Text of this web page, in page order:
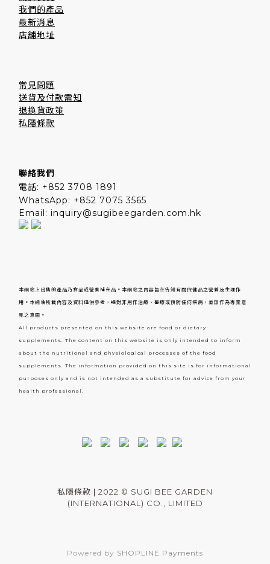
我們的產品
最新消息
店舖地址
常見問題
送貨及付款需知
退換貨政策
私隱條款
聯絡我們
電話: +852 3708 1891
WhatsApp: +852 7075 3565
Email: inquiry@sugibeegarden.com.hk
本網站上出售的產品乃食品或營養補充品。本網站之內容旨在告知有關保健品之營養及生理作
用。本網站所載內容及資料僅供參考，絕對非用作治療、醫療或預防任何疾病，並無作為專業意
見之意圖。
All products presented on this website are food or dietary
supplements. The content on this website is only intended to inform
about the nutritional and physiological processes of the food
supplements. The information provided on this site is for informational
purposes only and is not intended as a substitute for advice from your
health professional.
私隱條款 | 2022 © SUGI BEE GARDEN
(INTERNATIONAL) CO., LIMITED
Powered by SHOPLINE Payments